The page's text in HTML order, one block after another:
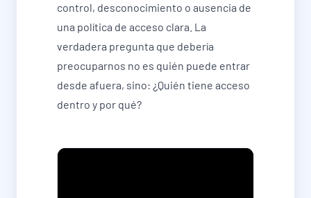
control, desconocimiento o ausencia de
una política de acceso clara. La
verdadera pregunta que debería
preocuparnos no es quién puede entrar
desde afuera, sino: ¿Quién tiene acceso
dentro y por qué?